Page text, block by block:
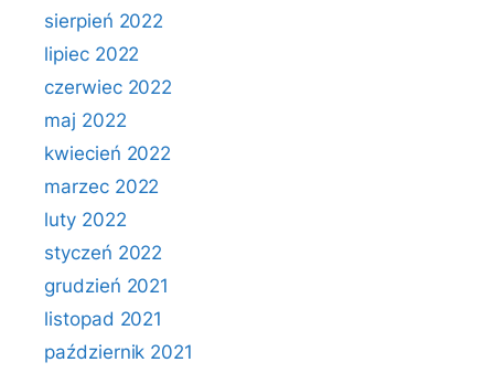
sierpień 2022
lipiec 2022
czerwiec 2022
maj 2022
kwiecień 2022
marzec 2022
luty 2022
styczeń 2022
grudzień 2021
listopad 2021
październik 2021